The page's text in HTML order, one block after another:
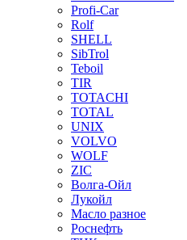
Profi-Car
Rolf
SHELL
SibTrol
Teboil
TIR
TOTACHI
TOTAL
UNIX
VOLVO
WOLF
ZIC
Волга-Ойл
Лукойл
Масло разное
Роснефть